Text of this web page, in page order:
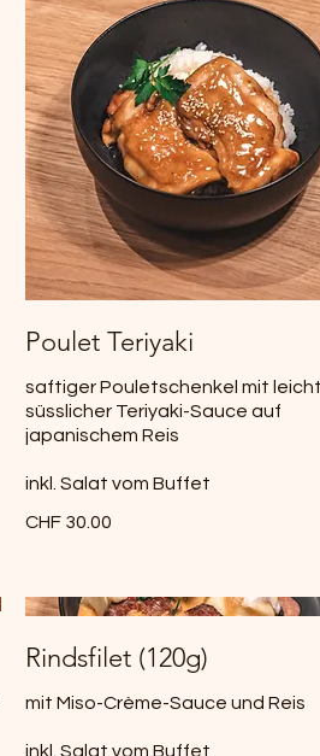
Poulet Teriyaki
saftiger Pouletschenkel mit leicht
süsslicher Teriyaki-Sauce auf
japanischem Reis
inkl. Salat vom Buffet
CHF 30.00
Rindsfilet (120g)
mit Miso-Crème-Sauce und Reis
inkl. Salat vom Buffet